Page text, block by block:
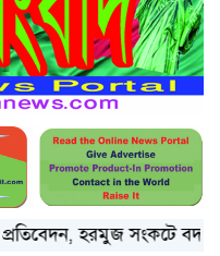
হরমুজ সংকটে বদলে